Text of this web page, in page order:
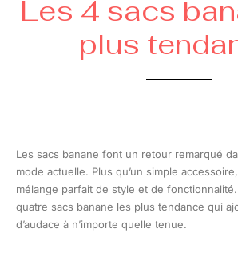
Les 4 sacs
plus
Les sacs banane font un retour remarqué
mode actuelle. Plus qu’un simple
mélange parfait de style et de
quatre sacs banane les plus tendance qui
d’audace à n’importe quelle tenue.